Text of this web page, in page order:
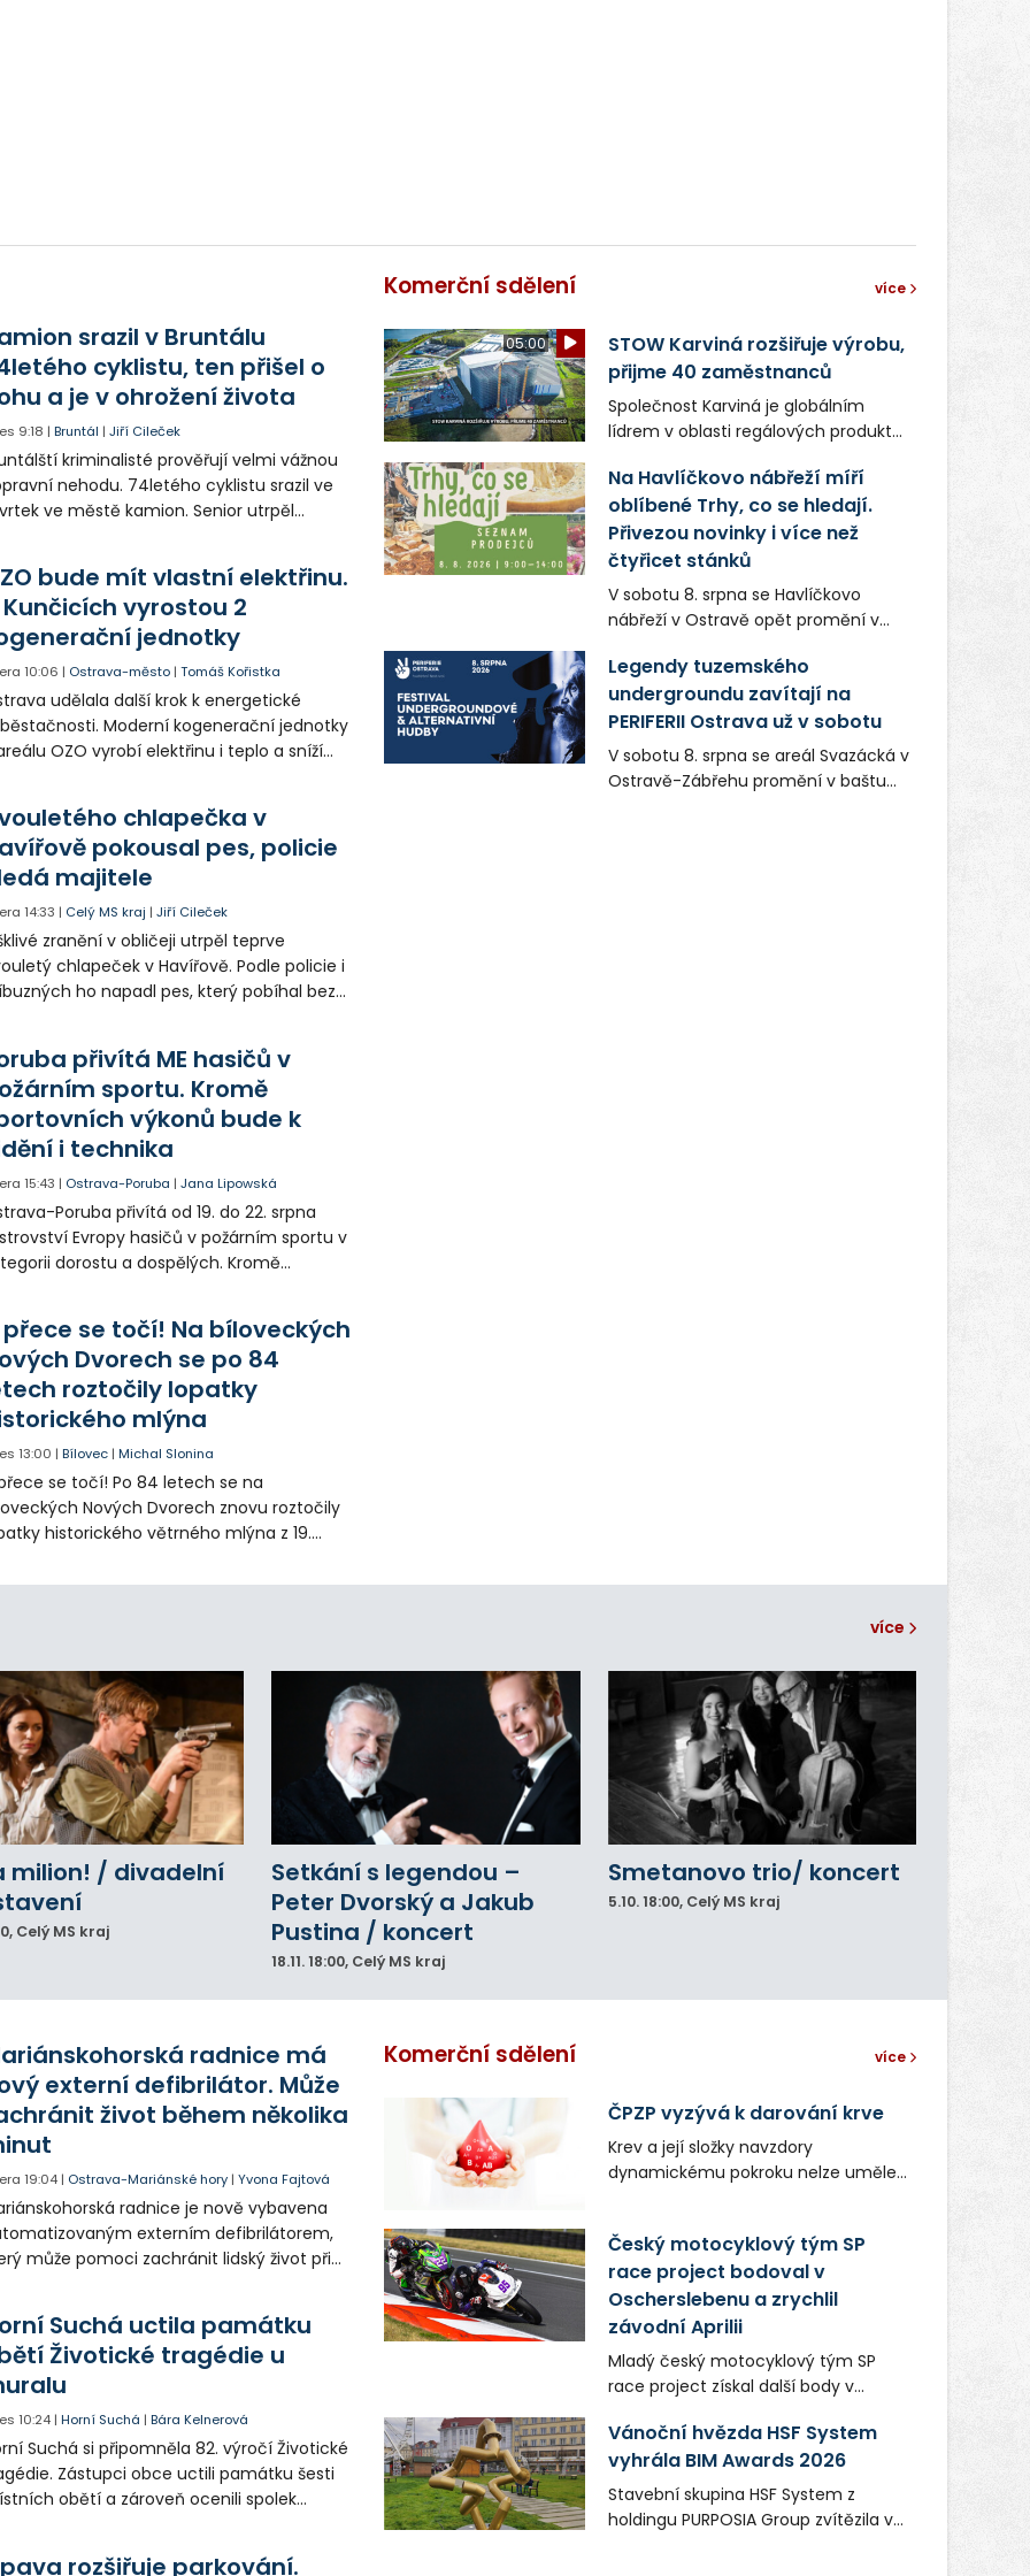
srazil v Bruntálu
cyklistu, ten přišel o
a je v ohrožení života
9:18 |Bruntál |Jiří Cileček
kriminalisté prověřují velmi vážnou
nehodu. 74letého cyklistu srazil ve
ve městě kamion. Senior utrpěl
případné svědky.
bude mít vlastní elektřinu.
Kunčicích vyrostou 2
jednotky
10:06 | Ostrava-město |Tomáš Kořistka
udělala další krok k energetické
Moderní kogenerační jednotky
OZO vyrobí elektřinu i teplo a sníží
chlapečka v
pokousal pes, policie
majitele
14:33 | Celý MS kraj |Jiří Cileček
zranění v obličeji utrpěl teprve
chlapeček v Havířově. Podle policie i
ho napadl pes, který pobíhal bez
Případem už se zabývá policie, která
psa hledá.
přivítá ME hasičů v
sportu. Kromě
výkonů bude k
i technika
15:43 | Ostrava-Poruba |Jana Lipowská
Poruba přivítá od 19. do 22. srpna
Evropy hasičů v požárním sportu v
dorostu a dospělých. Kromě
přece se točí! Na bíloveckých
Dvorech se po 84
roztočily lopatky
mlýna
13:00 |Bílovec |Michal Slonina
se točí! Po 84 letech se na
Nových Dvorech znovu roztočily
historického větrného mlýna z 19.
dobrovolníci.
Komerční sdělení více
05:00
STOW Karviná rozšiřuje výrobu,
přijme 40 zaměstnanců
Společnost Karviná je globálním
lídrem v oblasti regálových produktů
zaměstnavatelem na Karvinsku a
firmou s obrovským potenciálem.
Na Havlíčkovo nábřeží míří
oblíbené Trhy, co se hledají.
Přivezou novinky i více než
čtyřicet stánků
V sobotu 8. srpna se Havlíčkovo
nábřeží v Ostravě opět promění v
lokálních výrobků. Trhy, co se hledají
tentokrát nabídnou více než čtyřicet
pečlivě vybraných stánků s kvalitní
gastronomií, farmářskými produkty,
designem i řemeslnou tvorbou.
Návštěvníci se mohou těšit nejen na
Legendy tuzemského
undergroundu zavítají na
PERIFERII Ostrava už v sobotu
V sobotu 8. srpna se areál Svazácká v
Ostravě-Zábřehu promění v baštu
více
milion! / divadelní
, Celý MS kraj
Setkání s legendou –
Peter Dvorský a Jakub
Pustina / koncert
18.11.18:00, Celý MS kraj
Smetanovo trio/ koncert
5.10. 18:00, Celý MS kraj
radnice má
externí defibrilátor. Může
život během několika
19:04 | Ostrava-Mariánské hory |Yvona Fajtová
radnice je nově vybavena
externím defibrilátorem,
může pomoci zachránit lidský život při
pokynům jej zvládne obsloužit i
bez zdravotnického vzdělání.
Suchá uctila památku
Životické tragédie u
10:24 |Horní Suchá |Bára Kelnerová
Suchá si připomněla 82. výročí Životické
Zástupci obce uctili památku šesti
obětí a zároveň ocenili spolek
rozšiřuje parkování.
Komerční sdělení více
ČPZP vyzývá k darování krve
Krev a její složky navzdory
dynamickému pokroku nelze uměle
nenahraditelnou tělní tekutinu
neobejde. Naléhavá potřeba doplnit
krevní zásoby nastává vždy v létě,
kdy stoupá počet úrazů. Česká
průmyslová zdravotní pojišťovna
(ČPZP) apeluje na všechny, kteří se
těší dobrému zdraví, aby se stali
pravidelnými dárci krve.
Český motocyklový tým SP
race project bodoval v
Oscherslebenu a zrychlil
závodní Aprilii
Mladý český motocyklový tým SP
race project získal další body v
MOTO. Při závodním víkendu, který se
konal od 31. července do 2. srpna na
německém okruhu Oschersleben,
obsadil Filip Novotný ve třídě
Vánoční hvězda HSF System
vyhrála BIM Awards 2026
Stavební skupina HSF System z
holdingu PURPOSIA Group zvítězila v